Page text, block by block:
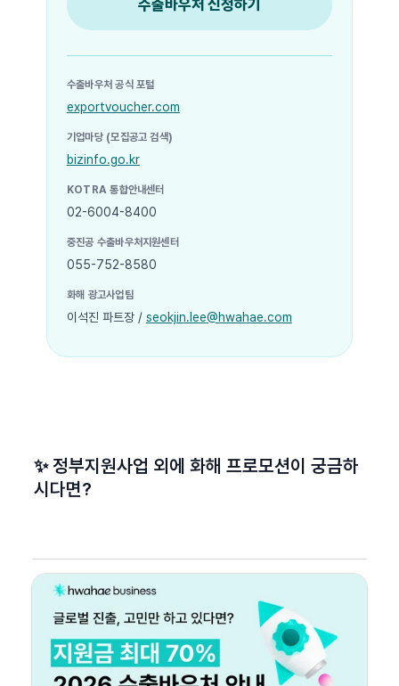
수출바우처 신청하기
수출바우처 공식 포털
exportvoucher.com
기업마당 (모집공고 검색)
bizinfo.go.kr
KOTRA 통합안내센터
02-6004-8400
중진공 수출바우처지원센터
055-752-8580
화해 광고사업팀
이석진 파트장 / seokjin.lee@hwahae.com
✨ 정부지원사업 외에 화해 프로모션이 궁금하
시다면?